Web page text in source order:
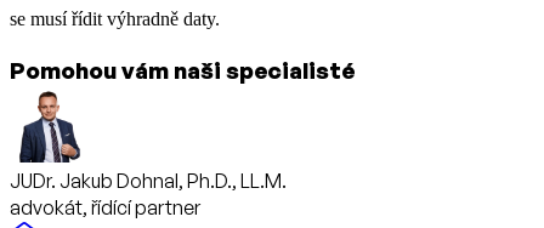
se musí řídit výhradně daty.
Pomohou vám naši specialisté
JUDr. Jakub Dohnal, Ph.D., LL.M.
advokát, řídící partner